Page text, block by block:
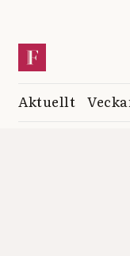
Aktuellt